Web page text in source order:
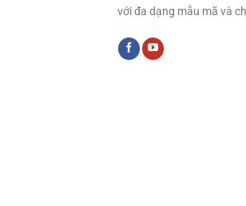
với đa dạng mẫu mã và